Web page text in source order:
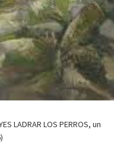
LADRAR LOS PERROS, un